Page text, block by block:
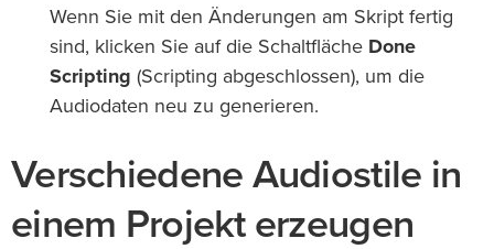
Wenn Sie mit den Änderungen am Skript fertig
sind, klicken Sie auf die Schaltfläche Done
Scripting (Scripting abgeschlossen), um die
Audiodaten neu zu generieren.
Verschiedene Audiostile in
einem Projekt erzeugen